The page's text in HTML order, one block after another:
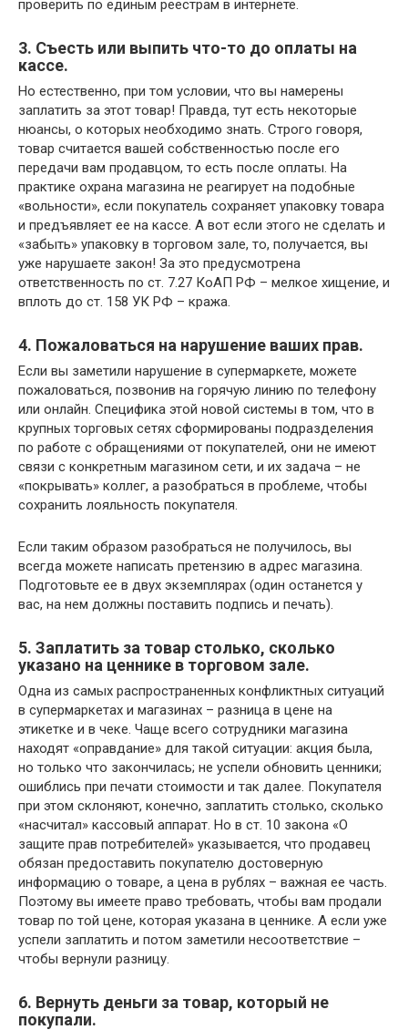
проверить по единым реестрам в интернете.
3. Съесть или выпить что-то до оплаты на
кассе.
Но естественно, при том условии, что вы намерены
заплатить за этот товар! Правда, тут есть некоторые
нюансы, о которых необходимо знать. Строго говоря,
товар считается вашей собственностью после его
передачи вам продавцом, то есть после оплаты. На
практике охрана магазина не реагирует на подобные
«вольности», если покупатель сохраняет упаковку товара
и предъявляет ее на кассе. А вот если этого не сделать и
«забыть» упаковку в торговом зале, то, получается, вы
уже нарушаете закон! За это предусмотрена
ответственность по ст. 7.27 КоАП РФ – мелкое хищение, и
вплоть до ст. 158 УК РФ – кража.
4. Пожаловаться на нарушение ваших прав.
Если вы заметили нарушение в супермаркете, можете
пожаловаться, позвонив на горячую линию по телефону
или онлайн. Специфика этой новой системы в том, что в
крупных торговых сетях сформированы подразделения
по работе с обращениями от покупателей, они не имеют
связи с конкретным магазином сети, и их задача – не
«покрывать» коллег, а разобраться в проблеме, чтобы
сохранить лояльность покупателя.
Если таким образом разобраться не получилось, вы
всегда можете написать претензию в адрес магазина.
Подготовьте ее в двух экземплярах (один останется у
вас, на нем должны поставить подпись и печать).
5. Заплатить за товар столько, сколько
указано на ценнике в торговом зале.
Одна из самых распространенных конфликтных ситуаций
в супермаркетах и магазинах – разница в цене на
этикетке и в чеке. Чаще всего сотрудники магазина
находят «оправдание» для такой ситуации: акция была,
но только что закончилась; не успели обновить ценники;
ошиблись при печати стоимости и так далее. Покупателя
при этом склоняют, конечно, заплатить столько, сколько
«насчитал» кассовый аппарат. Но в ст. 10 закона «О
защите прав потребителей» указывается, что продавец
обязан предоставить покупателю достоверную
информацию о товаре, а цена в рублях – важная ее часть.
Поэтому вы имеете право требовать, чтобы вам продали
товар по той цене, которая указана в ценнике. А если уже
успели заплатить и потом заметили несоответствие –
чтобы вернули разницу.
6. Вернуть деньги за товар, который не
покупали.